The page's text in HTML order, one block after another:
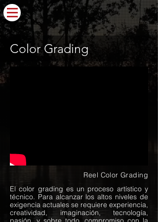
Color Grading
Reel Color Grading
El color grading es un proceso artístico y
técnico. Para alcanzar los altos niveles de
exigencia actuales se requiere experiencia,
creatividad, imaginación, tecnología,